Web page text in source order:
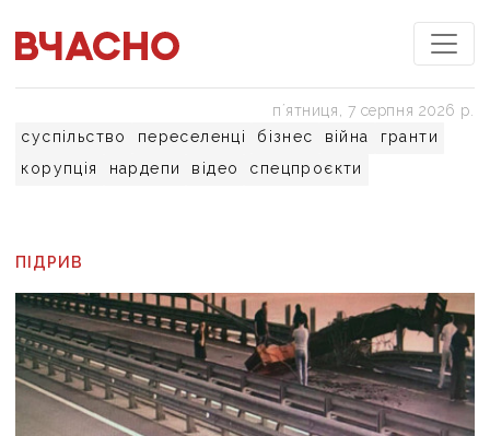
суспільство переселенці бізнес війна
гранти
корупція
нардепи відео спецпроєкти
пʼятниця, 7 серпня 2026 р.
ПІДРИВ